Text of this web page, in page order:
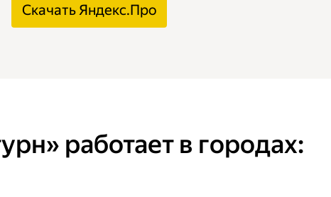
Скачать Яндекс.Про
работает в городах: